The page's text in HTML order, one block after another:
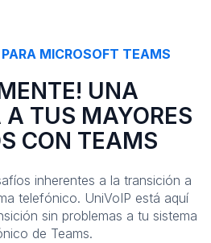
MICROSOFT TEAMS
UNA
A TUS MAYORES
CON TEAMS
inherentes a la transición a
telefónico. UniVoIP está aquí
sin problemas a tu sistema
de Teams.